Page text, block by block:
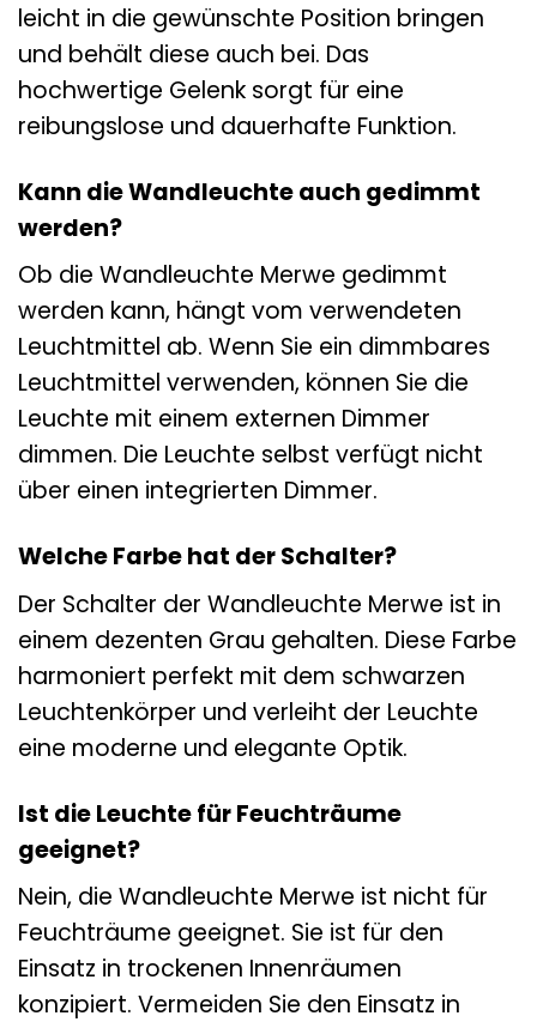
leicht in die gewünschte Position bringen
und behält diese auch bei. Das
hochwertige Gelenk sorgt für eine
reibungslose und dauerhafte Funktion.
Kann die Wandleuchte auch gedimmt
werden?
Ob die Wandleuchte Merwe gedimmt
werden kann, hängt vom verwendeten
Leuchtmittel ab. Wenn Sie ein dimmbares
Leuchtmittel verwenden, können Sie die
Leuchte mit einem externen Dimmer
dimmen. Die Leuchte selbst verfügt nicht
über einen integrierten Dimmer.
Welche Farbe hat der Schalter?
Der Schalter der Wandleuchte Merwe ist in
einem dezenten Grau gehalten. Diese Farbe
harmoniert perfekt mit dem schwarzen
Leuchtenkörper und verleiht der Leuchte
eine moderne und elegante Optik.
Ist die Leuchte für Feuchträume
geeignet?
Nein, die Wandleuchte Merwe ist nicht für
Feuchträume geeignet. Sie ist für den
Einsatz in trockenen Innenräumen
konzipiert. Vermeiden Sie den Einsatz in